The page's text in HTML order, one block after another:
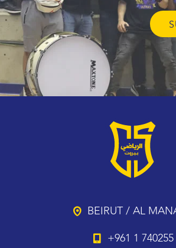
BEIRUT / AL
+961 1 740255